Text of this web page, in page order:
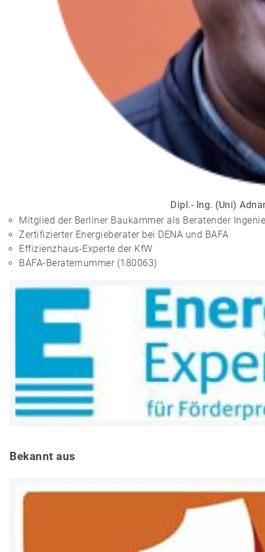
Dipl.- Ing. (Uni)
Mitglied der Berliner Baukammer als Beratender
Zertifizierter Energieberater bei DENA und BAFA
Effizienzhaus-Experte der KfW
BAFA-Beraternummer (180063)
Bekannt aus